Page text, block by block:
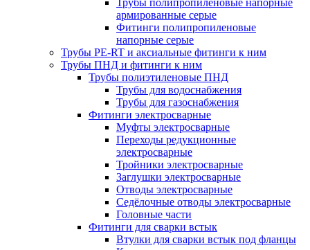
Трубы полипропиленовые напорные
армированные серые
Фитинги полипропиленовые
напорные серые
Трубы PE-RT и аксиальные фитинги к ним
Трубы ПНД и фитинги к ним
Трубы полиэтиленовые ПНД
Трубы для водоснабжения
Трубы для газоснабжения
Фитинги электросварные
Муфты электросварные
Переходы редукционные
электросварные
Тройники электросварные
Заглушки электросварные
Отводы электросварные
Седёлочные отводы электросварные
Головные части
Фитинги для сварки встык
Втулки для сварки встык под фланцы